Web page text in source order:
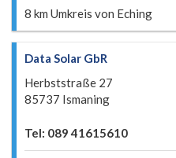
8 km Umkreis von Eching
Data Solar GbR
Herbststraße 27
85737 Ismaning
Tel: 089 41615610